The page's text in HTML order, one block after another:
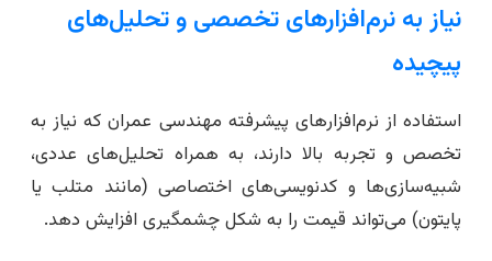
نیاز به نرم‌افزارهای تخصصی و تحلیل‌های
پیچیده
استفاده از نرم‌افزارهای پیشرفته مهندسی عمران که نیاز به
تخصص و تجربه بالا دارند، به همراه تحلیل‌های عددی،
شبیه‌سازی‌ها و کدنویسی‌های اختصاصی (مانند متلب یا
پایتون) می‌تواند قیمت را به شکل چشمگیری افزایش دهد.